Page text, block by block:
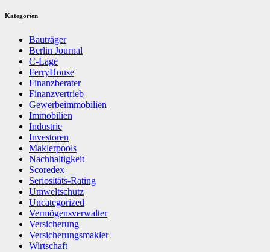
Kategorien
Bauträger
Berlin Journal
C-Lage
FerryHouse
Finanzberater
Finanzvertrieb
Gewerbeimmobilien
Immobilien
Industrie
Investoren
Maklerpools
Nachhaltigkeit
Scoredex
Seriositäts-Rating
Umweltschutz
Uncategorized
Vermögensverwalter
Versicherung
Versicherungsmakler
Wirtschaft